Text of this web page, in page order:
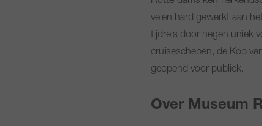
velen hard gewerkt aan
tijdreis door negen uniek
cruiseschepen, de Kop
geopend voor publiek.
Over Museum